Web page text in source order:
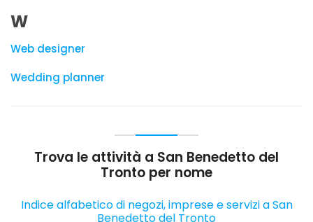
W
Web designer
Wedding planner
Trova le attività a San Benedetto del
Tronto per nome
Indice alfabetico di negozi, imprese e servizi a San
Benedetto del Tronto